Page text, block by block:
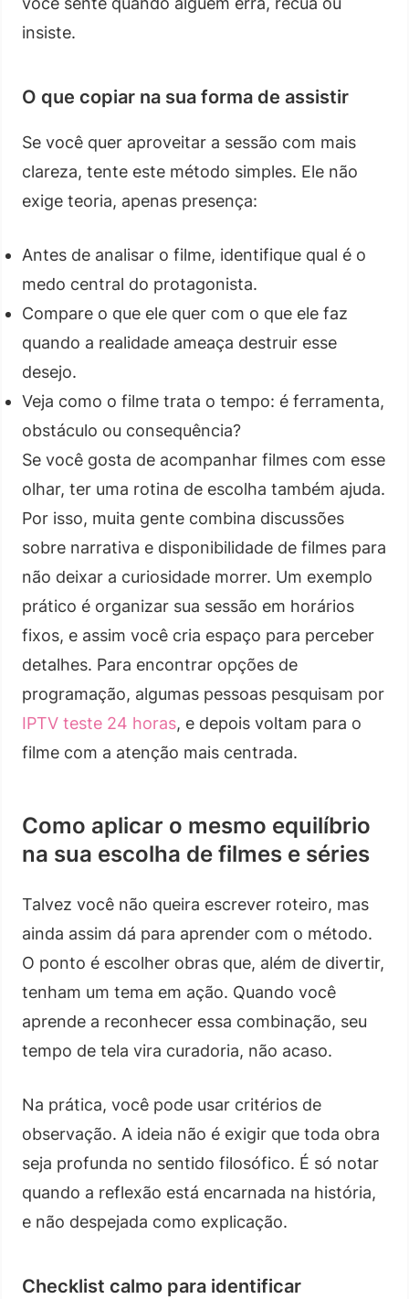
insiste.
O que copiar na sua forma de assistir
Se você quer aproveitar a sessão com mais
clareza, tente este método simples. Ele não
exige teoria, apenas presença:
Antes de analisar o filme, identifique qual é o
medo central do protagonista.
Compare o que ele quer com o que ele faz
quando a realidade ameaça destruir esse
desejo.
Veja como o filme trata o tempo: é ferramenta,
obstáculo ou consequência?
Se você gosta de acompanhar filmes com esse
olhar, ter uma rotina de escolha também ajuda.
Por isso, muita gente combina discussões
sobre narrativa e disponibilidade de filmes para
não deixar a curiosidade morrer. Um exemplo
prático é organizar sua sessão em horários
fixos, e assim você cria espaço para perceber
detalhes. Para encontrar opções de
programação, algumas pessoas pesquisam por
IPTV teste 24 horas, e depois voltam para o
filme com a atenção mais centrada.
Como aplicar o mesmo equilíbrio
na sua escolha de filmes e séries
Talvez você não queira escrever roteiro, mas
ainda assim dá para aprender com o método.
O ponto é escolher obras que, além de divertir,
tenham um tema em ação. Quando você
aprende a reconhecer essa combinação, seu
tempo de tela vira curadoria, não acaso.
Na prática, você pode usar critérios de
observação. A ideia não é exigir que toda obra
seja profunda no sentido filosófico. É só notar
quando a reflexão está encarnada na história,
e não despejada como explicação.
Checklist calmo para identificar